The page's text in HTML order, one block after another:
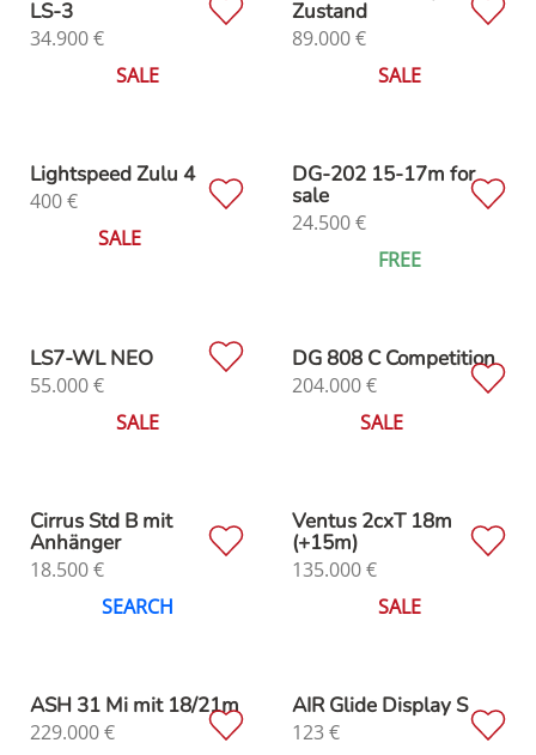
LS-3
34.900€
SALE
Zustand
89.000€
SALE
Lightspeed Zulu 4
400€
SALE
DG-202 15-17m for
sale
24.500€
FREE
LS7-WL NEO
55.000€
SALE
DG 808 C Competition
204.000€
SALE
Cirrus Std B mit
Anhänger
18.500€
SEARCH
Ventus 2cxT 18m
(+15m)
135.000€
SALE
ASH 31 Mi mit 18/21m
229.000€
AIR Glide Display S
123 €